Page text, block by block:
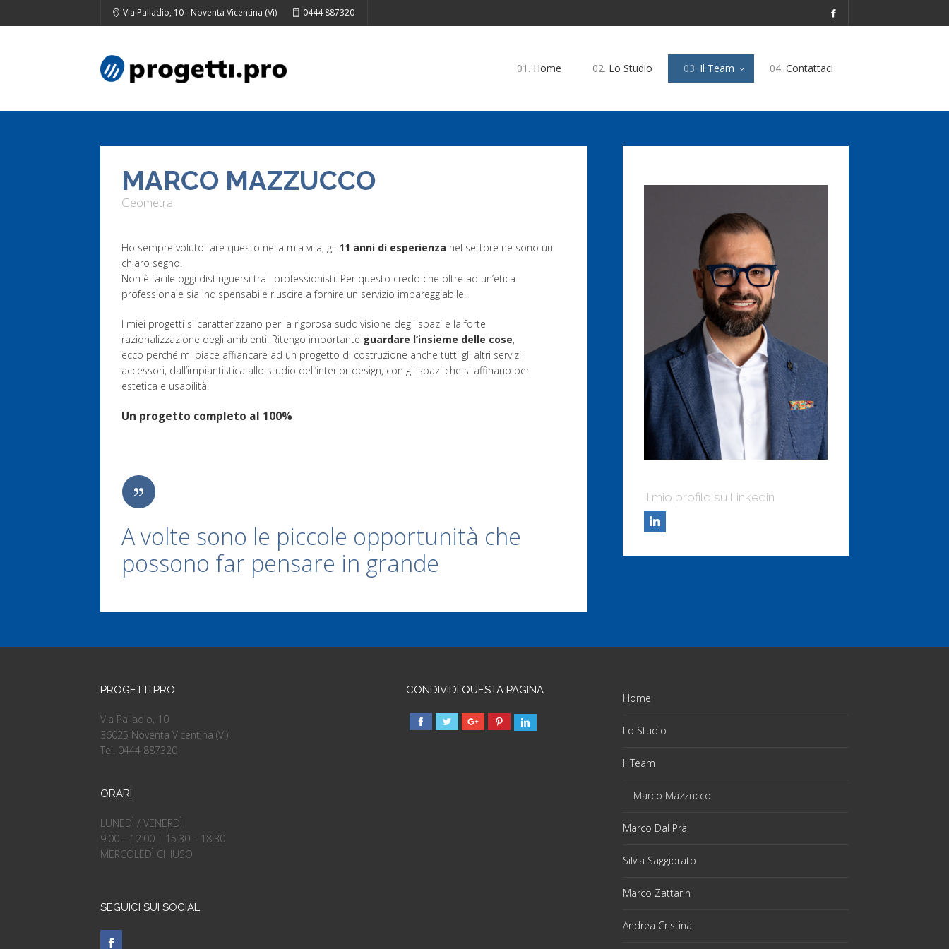
Via Palladio, 10 - Noventa Vicentina (Vi) 0444 887320
01. Home 02. Lo Studio 03. Il Team 04. Contattaci
MARCO MAZZUCCO
Geometra
Ho sempre voluto fare questo nella mia vita, gli 11 anni di esperienza nel settore ne sono un
chiaro segno.
Non è facile oggi distinguersi tra i professionisti. Per questo credo che oltre ad un’etica
professionale sia indispensabile riuscire a fornire un servizio impareggiabile.
I miei progetti si caratterizzano per la rigorosa suddivisione degli spazi e la forte
razionalizzazione degli ambienti. Ritengo importante guardare l’insieme delle cose,
ecco perché mi piace affiancare ad un progetto di costruzione anche tutti gli altri servizi
accessori, dall’impiantistica allo studio dell’interior design, con gli spazi che si affinano per
estetica e usabilità.
Un progetto completo al 100%
A volte sono le piccole opportunità che
possono far pensare in grande
Il mio profilo su Linkedin
PROGETTI.PRO
Via Palladio, 10
36025 Noventa Vicentina (Vi)
Tel. 0444 887320
ORARI
LUNEDÌ / VENERDÌ
9:00 – 12:00 | 15:30 – 18:30
MERCOLEDÌ CHIUSO
SEGUICI SUI SOCIAL
CONDIVIDI QUESTA PAGINA
Home
Lo Studio
Il Team
Marco Mazzucco
Marco Dal Prà
Silvia Saggiorato
Marco Zattarin
Andrea Cristina